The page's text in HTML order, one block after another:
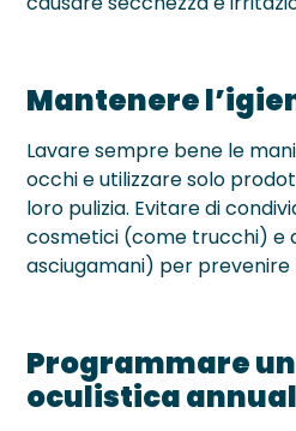
Mantenere
Lavare sempre bene le
occhi e utilizzare solo
loro pulizia. Evitare di
cosmetici (come trucchi) e
asciugamani) per prevenire
Programmare
oculistica